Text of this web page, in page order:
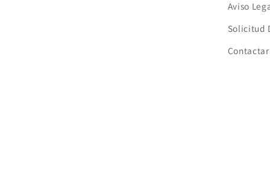
Aviso
Solicitud
Contactar